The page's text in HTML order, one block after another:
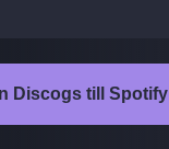
Discogs till Spotify